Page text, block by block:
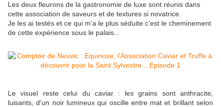
Les deux fleurons de la gastronomie de luxe sont réunis dans
cette association de saveurs et de textures si novatrice.
Je les ai testés et ce qui m'a le plus séduite c'est le cheminement
de cette expérience sous le palais...
Le visuel reste celui du caviar : les grains sont anthracite,
luisants, d'un noir lumineux qui oscille entre mat et brillant selon